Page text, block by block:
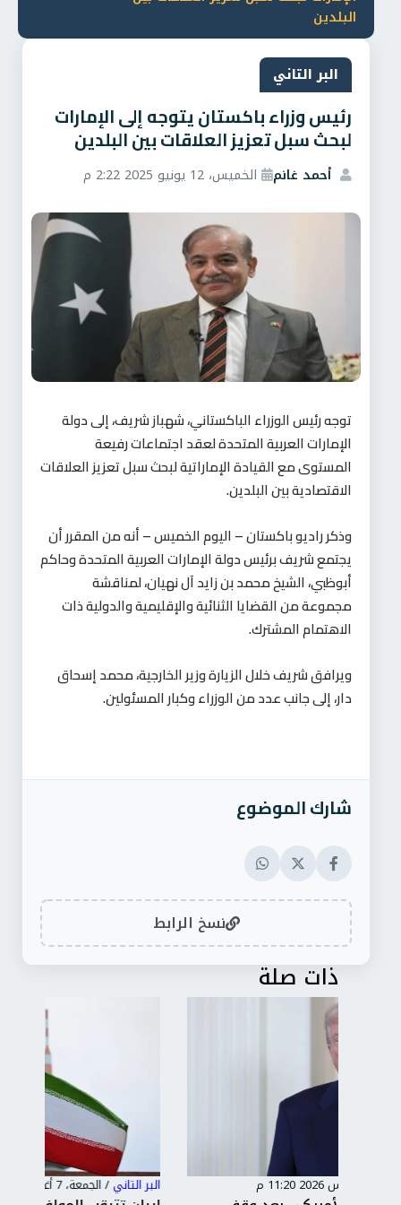
البلدين
البر التاني
رئيس وزراء باكستان يتوجه إلى الإمارات
لبحث سبل تعزيز العلاقات بين البلدين
أحمد غانم الخميس، 12 يونيو 2025 2:22 م
توجه رئيس الوزراء الباكستاني، شهباز شريف، إلى دولة
الإمارات العربية المتحدة لعقد اجتماعات رفيعة
المستوى مع القيادة الإماراتية لبحث سبل تعزيز العلاقات
الاقتصادية بين البلدين.
وذكر راديو باكستان – اليوم الخميس – أنه من المقرر أن
يجتمع شريف برئيس دولة الإمارات العربية المتحدة وحاكم
أبوظبي، الشيخ محمد بن زايد آل نهيان، لمناقشة
مجموعة من القضايا الثنائية والإقليمية والدولية ذات
الاهتمام المشترك.
ويرافق شريف خلال الزيارة وزير الخارجية، محمد إسحاق
دار، إلى جانب عدد من الوزراء وكبار المسئولين.
شارك الموضوع
نسخ الرابط
ذات صلة
البر التاني /الجمعة، 7 أغسطس 2026 11:19 م